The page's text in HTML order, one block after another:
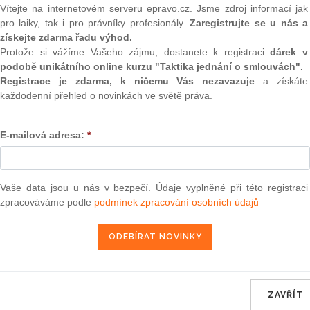
Provozovatel celoplošného televizního vysílání s licencí je
pořadů skrytými nebo otevřenými titulky pro osoby se
pořadů zpřístupnit pro osoby se zrakovým
vysílání ze zákona je povinen opatřit alespoň 70
titulky a alespoň 2 % vysílaných pořadů vyrobit v
tlumočit do českého znakového jazyka pro osoby se
alespoň 10 % vysílaných pořadů pro osoby se
nehovoří, kompenzační pomůckou, jejímž
se zrakovým postižením, jsou tzv. audiopopisy
v souladu s požadavky Směrnice o audiovizuálních
preambule konstatuje: „Právo osob se zdravotním
a kulturním životě Unie a začlenit se do něj
audiovizuálních mediálních služeb. Prostředky k
jiné znakovou řeč, titulkování, zvukový popis a snadno
článkem 7 této Směrnice, který ukládá: „Členské státy
spadající do jejich pravomoci, aby zajistili postupné
Vítejte na internetovém serveru epravo.cz. Jsme zdroj informací jak
pro laiky, tak i pro právníky profesionály.Zaregistrujte se u nás a
získejte zdarma řadu výhod.
Protože si vážíme Vašeho zájmu, dostanete k registracidárek v
podobě unikátního online kurzu "Taktika jednání o smlouvách".
Registrace je zdarma, k ničemu Vás nezavazuje a získáte
každodenní přehled o novinkách ve světě práva.
E-mailová adresa: *
Vaše data jsou u nás v bezpečí. Údaje vyplněné při této registraci
zpracováváme podle podmínek zpracování osobních údajů
ZAVŘÍT